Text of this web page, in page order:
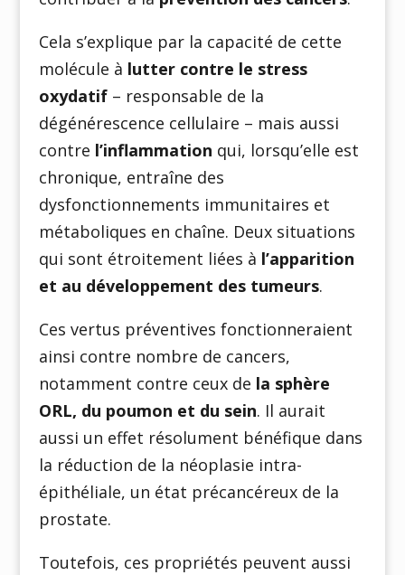
Cela s’explique par la capacité de cette
molécule à lutter contre le stress
oxydatif– responsable de la
dégénérescence cellulaire – mais aussi
contre l’inflammation qui, lorsqu’elle est
chronique, entraîne des
dysfonctionnements immunitaires et
métaboliques en chaîne. Deux situations
qui sont étroitement liées à l’apparition
et au développement des tumeurs.
Ces vertus préventives fonctionneraient
ainsi contre nombre de cancers,
notamment contre ceux de la sphère
ORL, du poumon et du sein. Il aurait
aussi un effet résolument bénéfique dans
la réduction de la néoplasie intra-
épithéliale, un état précancéreux de la
prostate.
Toutefois, ces propriétés peuvent aussi